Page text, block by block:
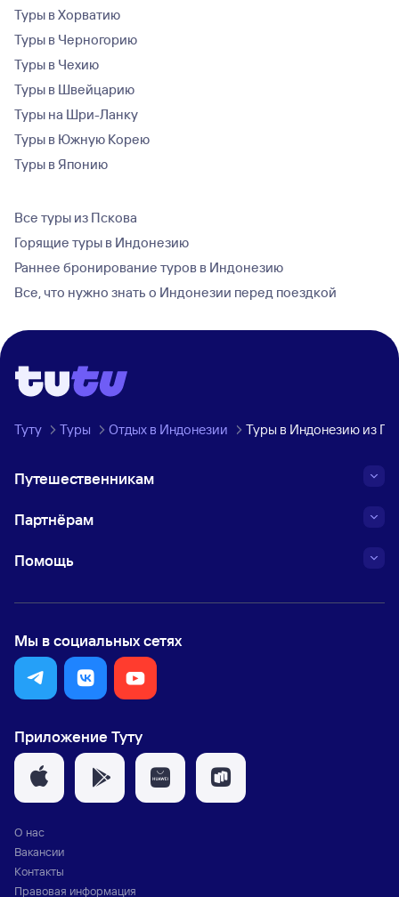
Туры в Хорватию
Туры в Черногорию
Туры в Чехию
Туры в Швейцарию
Туры на Шри-Ланку
Туры в Южную Корею
Туры в Японию
Все туры из Пскова
Горящие туры в Индонезию
Раннее бронирование туров в Индонезию
Все, что нужно знать о Индонезии перед поездкой
Туту Туры Отдых в Индонезии Туры в Индонезию из
Путешественникам
Партнёрам
Помощь
Мы в социальных сетях
Приложение Туту
О нас
Вакансии
Контакты
Правовая информация